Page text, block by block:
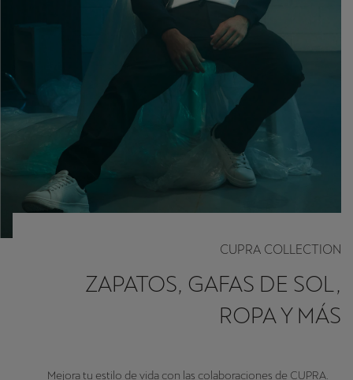
CUPRA COLLECTION
ZAPATOS, GAFAS DE SOL,
ROPA Y MÁS
Mejora tu estilo de vida con las colaboraciones de CUPRA.